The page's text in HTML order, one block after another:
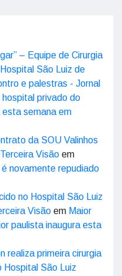
– Equipe de Cirurgia
São Luiz de
e palestras - Jornal
hospital privado do
esta semana em
da SOU Valinhos
Visão em
novamente repudiado
no Hospital São Luiz
Visão em Maior
paulista inaugura esta
realiza primeira cirurgia
Hospital São Luiz